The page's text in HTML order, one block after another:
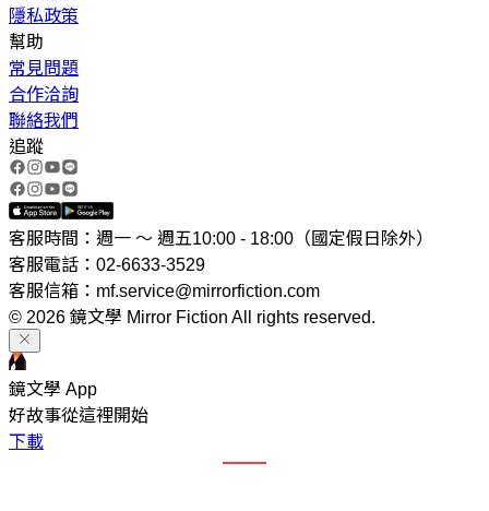
隱私政策
幫助
常見問題
合作洽詢
聯絡我們
追蹤
客服時間：週一 ～ 週五10:00 - 18:00（國定假日除外）
客服電話：02-6633-3529
客服信箱：mf.service@mirrorfiction.com
© 2026 鏡文學 Mirror Fiction All rights reserved.
鏡文學 App
好故事從這裡開始
下載